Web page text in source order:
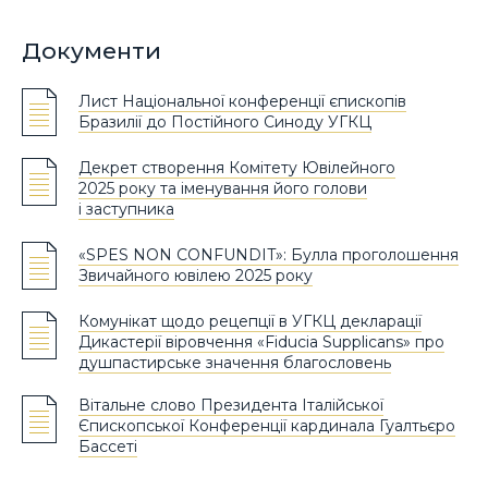
Документи
Лист Національної конференції єпископів
Бразилії до Постійного Синоду УГКЦ
Декрет створення Комітету Ювілейного
2025 року та іменування його голови
і заступника
«SPES NON CONFUNDIT»: Булла проголошення
Звичайного ювілею 2025 року
Комунікат щодо рецепції в УГКЦ декларації
Дикастерії віровчення «Fiducia Supplicans» про
душпастирське значення благословень
Вітальне слово Президента Італійської
Єпископської Конференції кардинала Гуалтьєро
Басcеті